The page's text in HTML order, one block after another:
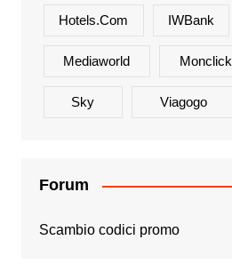
Hotels.com IWBank
Mediaworld Monclick
Sky Viagogo
Forum
Scambio codici promo